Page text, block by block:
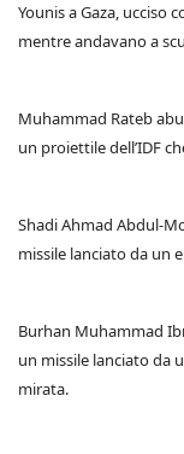
Younis a Gaza, ucciso
mentre andavano a
Muhammad Rateb
un proiettile dell’IDF
Shadi Ahmad Abdul-
missile lanciato da un
Burhan Muhammad
un missile lanciato da
mirata.